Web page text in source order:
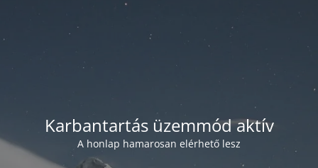
Karbantartás üzemmód aktív
A honlap hamarosan elérhető lesz